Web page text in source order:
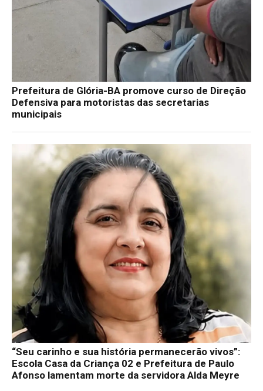
Prefeitura de Glória-BA promove curso de Direção
Defensiva para motoristas das secretarias
municipais
“Seu carinho e sua história permanecerão vivos”:
Escola Casa da Criança 02 e Prefeitura de Paulo
Afonso lamentam morte da servidora Alda Meyre